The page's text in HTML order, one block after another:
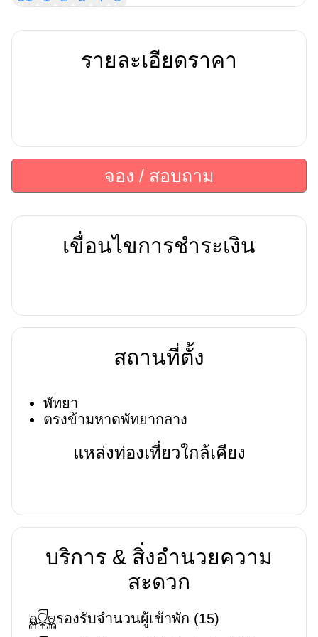
รายละเอียดราคา
จอง / สอบถาม
เขื่อนไขการชำระเงิน
สถานที่ตั้ง
พัทยา
ตรงข้ามหาดพัทยากลาง
แหล่งท่องเที่ยวใกล้เคียง
บริการ & สิ่งอำนวยความ
สะดวก
รองรับจำนวนผู้เข้าพัก (15)